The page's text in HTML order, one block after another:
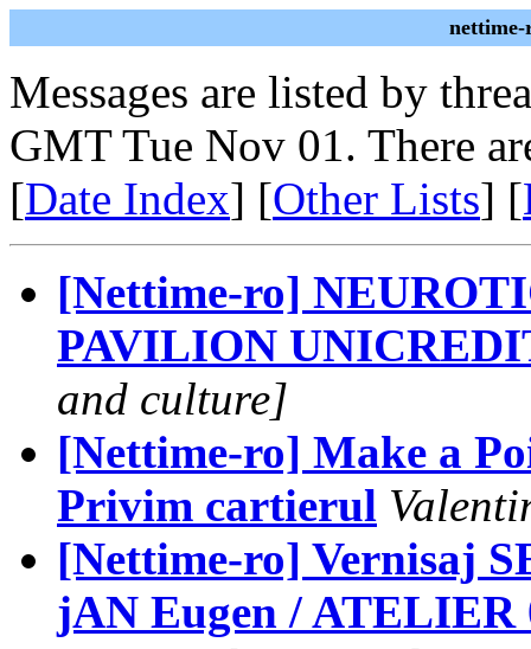
nettime-
Messages are listed by
GMT Tue Nov 01. There
[Date Index] [Other Lists] [
[Nettime-ro]
PAVILION
and culture]
[Nettime-ro] Make a
Privim cartierul
[Nettime-ro] Vernisaj
jAN Eugen / ATELIER